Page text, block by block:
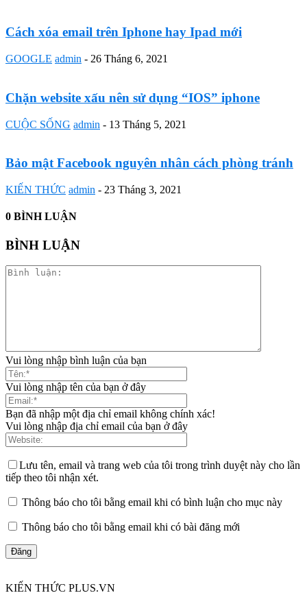
Cách xóa email trên Iphone hay Ipad mới
GOOGLE admin - 26 Tháng 6, 2021
Chặn website xấu nên sử dụng “IOS” iphone
CUỘC SỐNG admin - 13 Tháng 5, 2021
Bảo mật Facebook nguyên nhân cách phòng tránh
KIẾN THỨC admin - 23 Tháng 3, 2021
0 BÌNH LUẬN
BÌNH LUẬN
Vui lòng nhập bình luận của bạn
Vui lòng nhập tên của bạn ở đây
Bạn đã nhập một địa chỉ email không chính xác!
Vui lòng nhập địa chỉ email của bạn ở đây
Lưu tên, email và trang web của tôi trong trình duyệt này cho lần
tiếp theo tôi nhận xét.
Thông báo cho tôi bằng email khi có bình luận cho mục này
Thông báo cho tôi bằng email khi có bài đăng mới
KIẾN THỨC PLUS.VN